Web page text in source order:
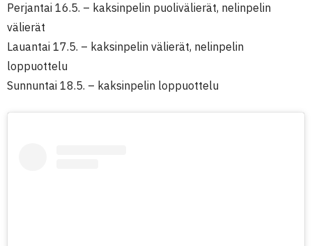
Perjantai 16.5. – kaksinpelin puolivälierät, nelinpelin
välierät
Lauantai 17.5. – kaksinpelin välierät, nelinpelin
loppuottelu
Sunnuntai 18.5. – kaksinpelin loppuottelu